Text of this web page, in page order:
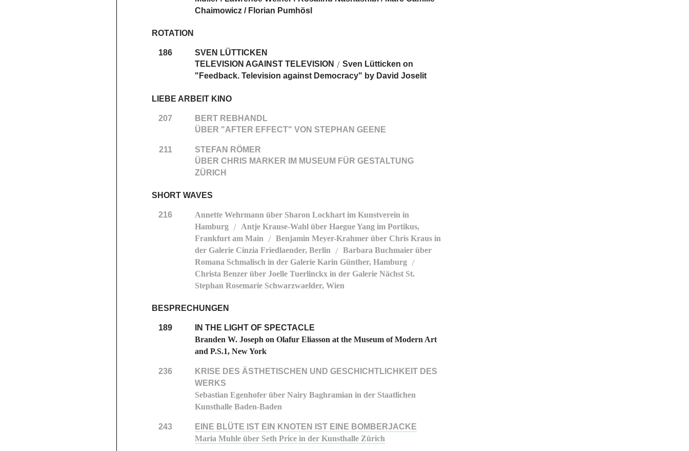
Chaimowicz / Florian Pumhösl
ROTATION
186
SVEN LÜTTICKEN
TELEVISION AGAINST TELEVISION / Sven Lütticken on
"Feedback. Television against Democracy" by David Joselit
LIEBE ARBEIT KINO
207
BERT REBHANDL
ÜBER "AFTER EFFECT" VON STEPHAN GEENE
211
STEFAN RÖMER
ÜBER CHRIS MARKER IM MUSEUM FÜR GESTALTUNG
ZÜRICH
SHORT WAVES
216
Annette Wehrmann über Sharon Lockhart im Kunstverein in
Hamburg
/ Antje Krause-Wahl über Haegue Yang im Portikus,
Frankfurt am Main
/ Benjamin Meyer-Krahmer über Chris Kraus in
der Galerie Cinzia Friedlaender, Berlin
/ Barbara Buchmaier über
Romana Schmalisch in der Galerie Karin Günther, Hamburg
/
Christa Benzer über Joelle Tuerlinckx in der Galerie Nächst St.
Stephan Rosemarie Schwarzwaelder, Wien
BESPRECHUNGEN
189
IN THE LIGHT OF SPECTACLE
Branden W. Joseph on Olafur Eliasson at the Museum of Modern Art
and P.S.1, New York
236
KRISE DES ÄSTHETISCHEN UND GESCHICHTLICHKEIT DES
WERKS
Sebastian Egenhofer über Nairy Baghramian in der Staatlichen
Kunsthalle Baden-Baden
243
EINE BLÜTE IST EIN KNOTEN IST EINE BOMBERJACKE
Maria Muhle über Seth Price in der Kunsthalle Zürich